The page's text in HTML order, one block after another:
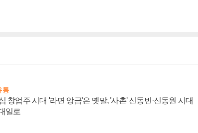
통
창업주 시대 '라면 앙금'은 옛말, '사촌' 신동빈·신동원 시대
일로